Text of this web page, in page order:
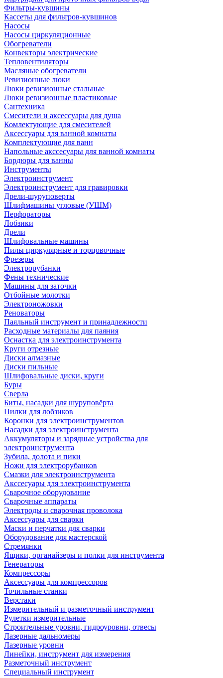
Фильтры-кувшины
Кассеты для фильтров-кувшинов
Насосы
Насосы циркуляционные
Обогреватели
Конвекторы электрические
Тепловентиляторы
Масляные обогреватели
Ревизионные люки
Люки ревизионные стальные
Люки ревизионные пластиковые
Сантехника
Смесители и аксессуары для душа
Комлектующие для смесителей
Аксессуары для ванной комнаты
Комплектующие для ванн
Напольные акссесуары для ванной комнаты
Бордюры для ванны
Инструменты
Электроинструмент
Электроинструмент для гравировки
Дрели-шуруповерты
Шлифмашины угловые (УШМ)
Перфораторы
Лобзики
Дрели
Шлифовальные машины
Пилы циркулярные и торцовочные
Фрезеры
Электрорубанки
Фены технические
Машины для заточки
Отбойные молотки
Электроножовки
Реноваторы
Паяльный инструмент и принадлежности
Расходные материалы для паяния
Оснастка для электроинструмента
Круги отрезные
Диски алмазные
Диски пильные
Шлифовальные диски, круги
Буры
Сверла
Биты, насадки для шуруповёрта
Пилки для лобзиков
Коронки для электроинструментов
Насадки для электроинструмента
Аккумуляторы и зарядные устройства для
электроинструмента
Зубила, долота и пики
Ножи для электрорубанков
Смазки для электроинструмента
Акссесуары для электроинструмента
Сварочное оборудование
Сварочные аппараты
Электроды и сварочная проволока
Аксессуары для сварки
Маски и перчатки для сварки
Оборудование для мастерской
Стремянки
Ящики, органайзеры и полки для инструмента
Генераторы
Компрессоры
Аксессуары для компрессоров
Точильные станки
Верстаки
Измерительный и разметочный инструмент
Рулетки измерительные
Строительные уровни, гидроуровни, отвесы
Лазерные дальномеры
Лазерные уровни
Линейки, инструмент для измерения
Разметочный инструмент
Специальный инструмент